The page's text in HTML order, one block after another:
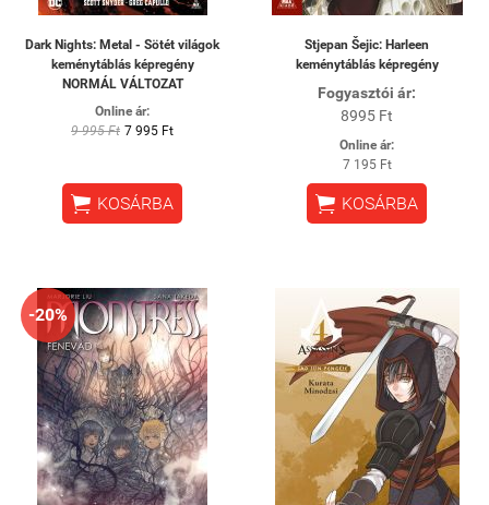
Dark Nights: Metal - Sötét világok
keménytáblás képregény
NORMÁL VÁLTOZAT
Online ár:
9 995 Ft 7 995 Ft
 KOSÁRBA
Stjepan Šejic: Harleen
keménytáblás képregény
Fogyasztói ár:
8995 Ft
Online ár:
7 195 Ft
 KOSÁRBA
-20%